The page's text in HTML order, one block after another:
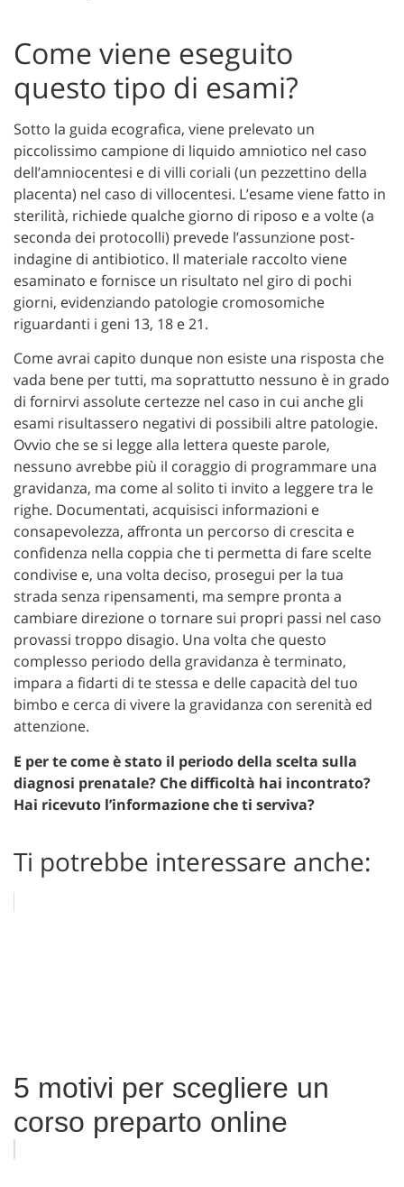
Come viene eseguito
questo tipo di esami?
Sotto la guida ecografica, viene prelevato un
piccolissimo campione di liquido amniotico nel caso
dell’amniocentesi e di villi coriali (un pezzettino della
placenta) nel caso di villocentesi. L’esame viene fatto in
sterilità, richiede qualche giorno di riposo e a volte (a
seconda dei protocolli) prevede l’assunzione post-
indagine di antibiotico. Il materiale raccolto viene
esaminato e fornisce un risultato nel giro di pochi
giorni, evidenziando patologie cromosomiche
riguardanti i geni 13, 18 e 21.
Come avrai capito dunque non esiste una risposta che
vada bene per tutti, ma soprattutto nessuno è in grado
di fornirvi assolute certezze nel caso in cui anche gli
esami risultassero negativi di possibili altre patologie.
Ovvio che se si legge alla lettera queste parole,
nessuno avrebbe più il coraggio di programmare una
gravidanza, ma come al solito ti invito a leggere tra le
righe. Documentati, acquisisci informazioni e
consapevolezza, affronta un percorso di crescita e
confidenza nella coppia che ti permetta di fare scelte
condivise e, una volta deciso, prosegui per la tua
strada senza ripensamenti, ma sempre pronta a
cambiare direzione o tornare sui propri passi nel caso
provassi troppo disagio. Una volta che questo
complesso periodo della gravidanza è terminato,
impara a fidarti di te stessa e delle capacità del tuo
bimbo e cerca di vivere la gravidanza con serenità ed
attenzione.
E per te come è stato il periodo della scelta sulla
diagnosi prenatale? Che difficoltà hai incontrato?
Hai ricevuto l’informazione che ti serviva?
Ti potrebbe interessare anche:
5 motivi per scegliere un
corso preparto online